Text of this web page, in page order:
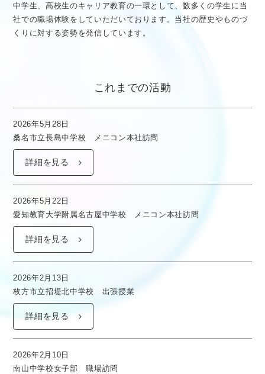
中学生、高校生のキャリア教育の一環として、数多くの学生に当
社での職場体験をしていただいております。当社の歴史やものづ
くりに対する姿勢を発信しています。
これまでの活動
2026年5月28日
桑名市立長島中学校 メニコン本社訪問
詳細を見る
2026年5月22日
愛知教育大学附属名古屋中学校 メニコン本社訪問
詳細を見る
2026年2月13日
枚方市立招堤北中学校 出張授業
詳細を見る
2026年2月10日
南山中学校女子部 職場訪問